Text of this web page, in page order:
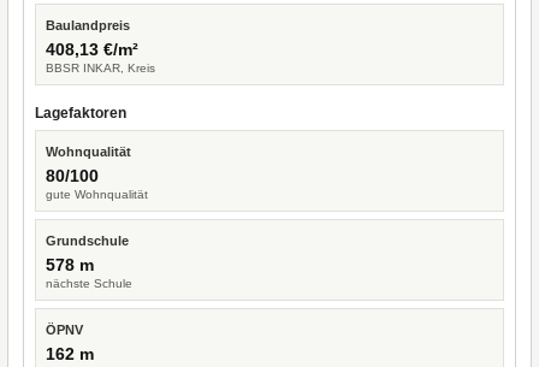
Baulandpreis
408,13 €/m²
BBSR INKAR, Kreis
Lagefaktoren
Wohnqualität
80/100
gute Wohnqualität
Grundschule
578 m
nächste Schule
ÖPNV
162 m